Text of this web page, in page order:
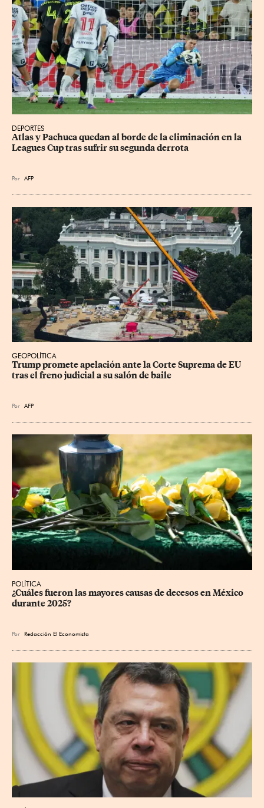
DEPORTES
Atlas y Pachuca quedan al borde de la eliminación en la
Leagues Cup tras sufrir su segunda derrota
Por AFP
GEOPOLÍTICA
Trump promete apelación ante la Corte Suprema de EU
tras el freno judicial a su salón de baile
Por AFP
POLÍTICA
¿Cuáles fueron las mayores causas de decesos en México
durante 2025?
Por Redacción El Economista